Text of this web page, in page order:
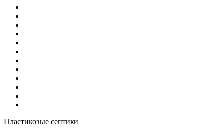
Пластиковые септики